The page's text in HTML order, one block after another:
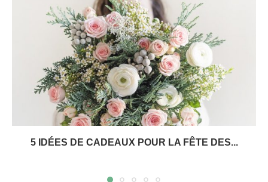
5 IDÉES DE CADEAUX POUR LA FÊTE DES...